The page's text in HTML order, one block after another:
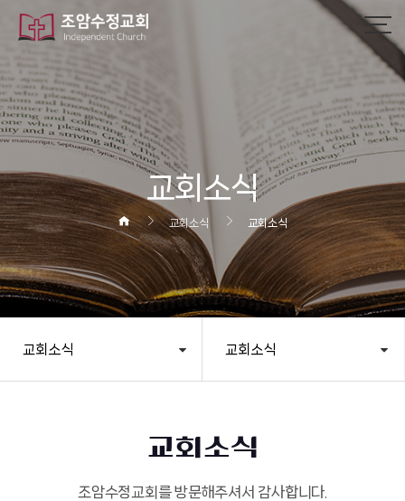
교회소식
교회소식 교회소식
교회소식 교회소식
교회소식
조암수정교회를 방문해주셔서 감사합니다.